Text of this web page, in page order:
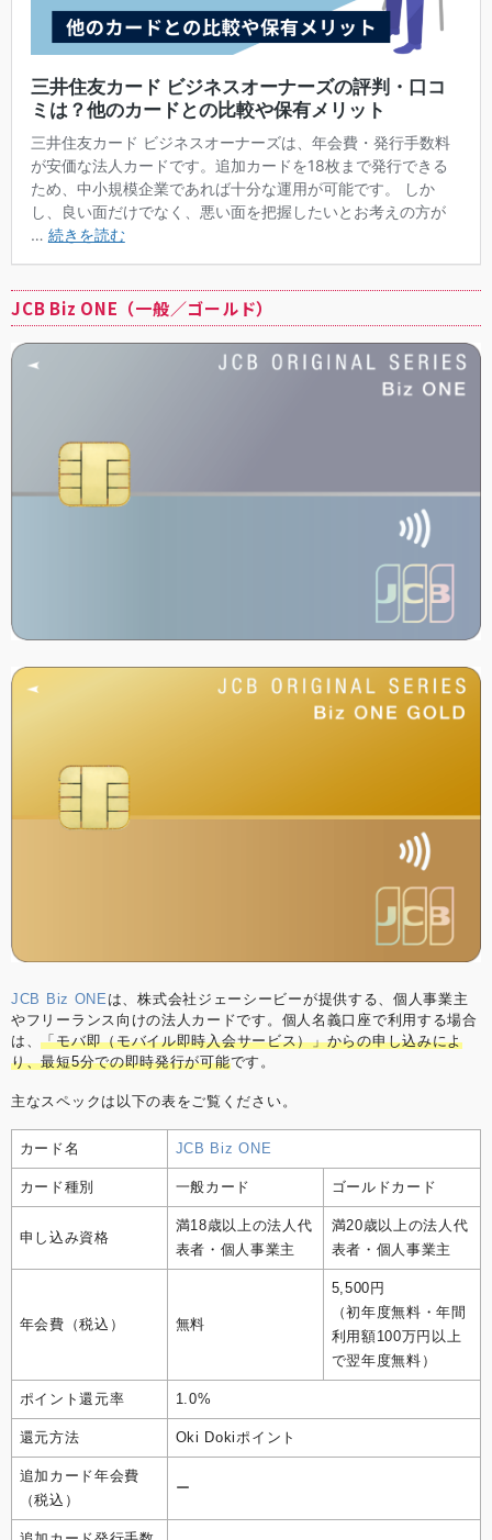
JCB Biz ONE（一般／ゴールド）
JCB Biz ONE は、株式会社ジェーシービーが提供する、個人事業主
やフリーランス向けの法人カードです。個人名義口座で利用する場合
は、「モバ即（モバイル即時入会サービス）」からの申し込みによ
り、最短5分での即時発行が可能です。
主なスペックは以下の表をご覧ください。
カード名 JCB Biz ONE
カード種別 一般カード ゴールドカード
申し込み資格
満18歳以上の法人代
表者・個人事業主
満20歳以上の法人代
表者・個人事業主
年会費（税込） 無料
5,500円
（初年度無料・年間
利用額100万円以上
で翌年度無料）
ポイント還元率 1.0%
還元方法 Oki Dokiポイント
追加カード年会費
（税込）
ー